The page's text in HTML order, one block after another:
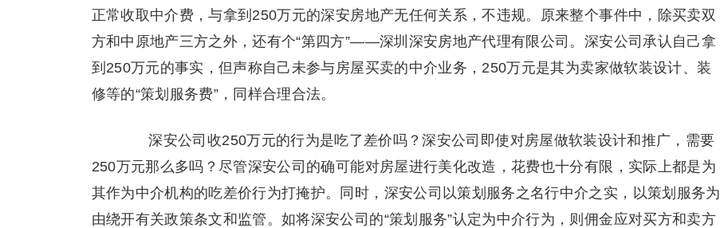
正常收取中介费，与拿到250万元的深安房地产无任何关系，不违规。原来整个事件中，除买卖双
方和中原地产三方之外，还有个“第四方”——深圳深安房地产代理有限公司。深安公司承认自己拿
到250万元的事实，但声称自己未参与房屋买卖的中介业务，250万元是其为卖家做软装设计、装
修等的“策划服务费”，同样合理合法。
深安公司收250万元的行为是吃了差价吗？深安公司即使对房屋做软装设计和推广，需要
250万元那么多吗？尽管深安公司的确可能对房屋进行美化改造，花费也十分有限，实际上都是为
其作为中介机构的吃差价行为打掩护。同时，深安公司以策划服务之名行中介之实，以策划服务为
由绕开有关政策条文和监管。如将深安公司的“策划服务”认定为中介行为，则佣金应对买方和卖方